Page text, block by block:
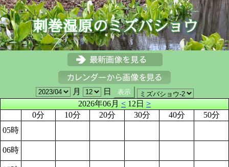
月
日
2026年06月<12日>
0分
10分 20分 30分 40分
50分
05時
06時